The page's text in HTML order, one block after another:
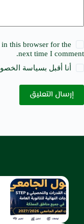
this browser for the
next time I comment.
أنا أقبل بسياسة
إرسال التعليق